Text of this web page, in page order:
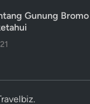
Gunung
.